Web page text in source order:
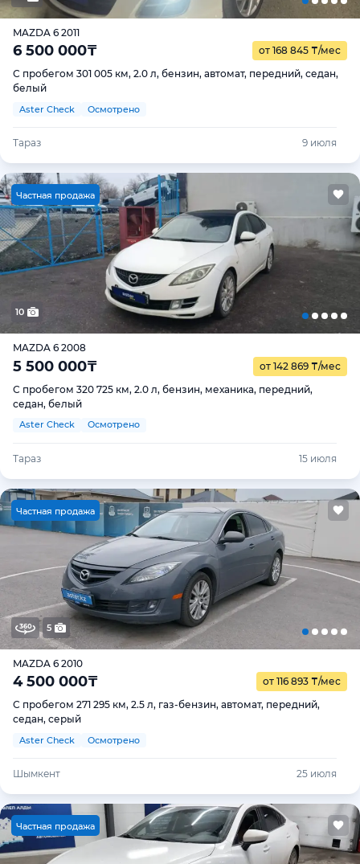
MAZDA 6 2011
6 500 000₸ от 168 845 ₸/мес
С пробегом 301 005 км, 2.0 л, бензин, автомат, передний, седан,
белый
Aster Check Осмотрено
Тараз 9 июля
Частная продажа
10
MAZDA 6 2008
5 500 000₸ от 142 869 ₸/мес
С пробегом 320 725 км, 2.0 л, бензин, механика, передний,
седан, белый
Aster Check Осмотрено
Тараз 15 июля
Частная продажа
5
MAZDA 6 2010
4 500 000₸ от 116 893 ₸/мес
С пробегом 271 295 км, 2.5 л, газ-бензин, автомат, передний,
седан, серый
Aster Check Осмотрено
Шымкент 25 июля
Частная продажа